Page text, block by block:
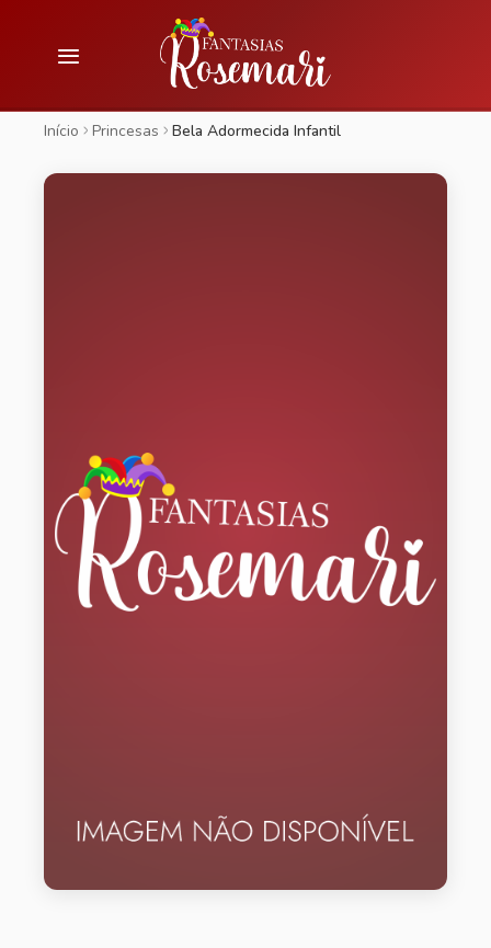
Início Princesas Bela Adormecida Infantil